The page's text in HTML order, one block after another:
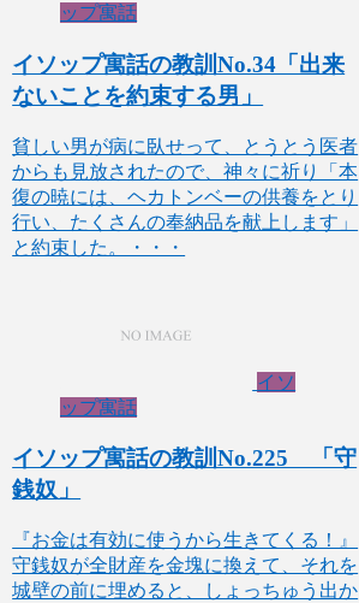
ップ寓話
イソップ寓話の教訓No.34「出来
ないことを約束する男」
貧しい男が病に臥せって、とうとう医者
からも見放されたので、神々に祈り「本
復の暁には、ヘカトンベーの供養をとり
行い、たくさんの奉納品を献上します」
と約束した。・・・
イソ
ップ寓話
イソップ寓話の教訓No.225 「守
銭奴」
『お金は有効に使うから生きてくる！』
守銭奴が全財産を金塊に換えて、それを
城壁の前に埋めると、しょっちゅう出か